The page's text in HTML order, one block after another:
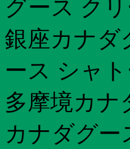
グース ク
銀座カナダ
ース シャ
多摩境カナ
カナダグ